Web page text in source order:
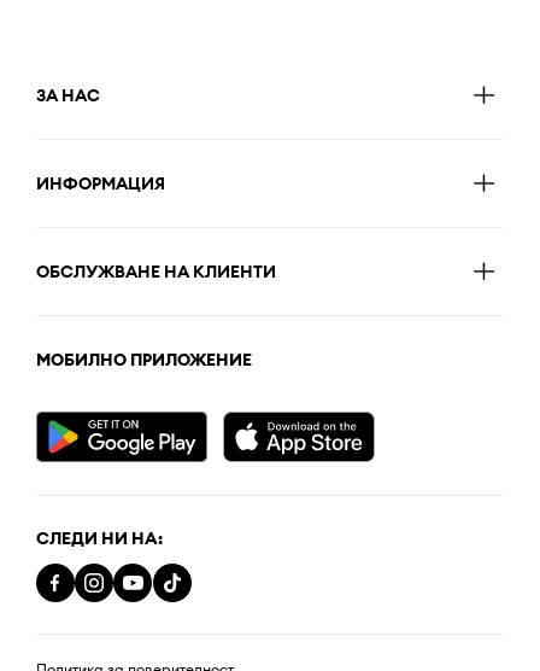
ЗА НАС
ИНФОРМАЦИЯ
ОБСЛУЖВАНЕ НА КЛИЕНТИ
МОБИЛНО ПРИЛОЖЕНИЕ
СЛЕДИ НИ НА: